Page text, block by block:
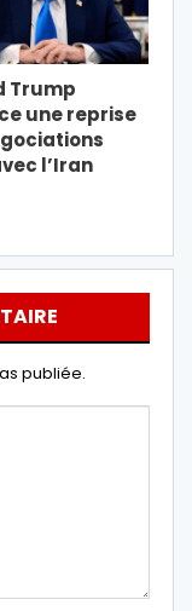
Trump
une reprise
l’Iran
publiée.